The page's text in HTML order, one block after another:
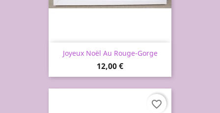
Joyeux Noël Au Rouge-Gorge
Prix
12,00 €
favorite_border